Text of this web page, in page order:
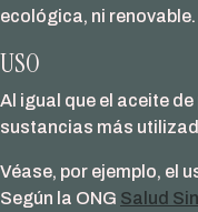
ecológica, ni renovable.
USO
Al igual que el aceite
sustancias más
Véase, por ejemplo, el
Según la ONG Salud